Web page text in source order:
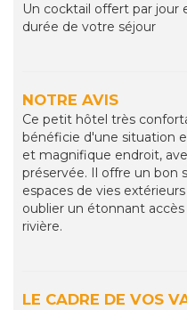
Un cocktail offert par jour
durée de votre séjour
NOTRE AVIS
Ce petit hôtel très
bénéficie d'une situation
et magnifique endroit,
préservée. Il offre un bon
espaces de vies
oublier un étonnant
rivière.
LE CADRE DE VOS